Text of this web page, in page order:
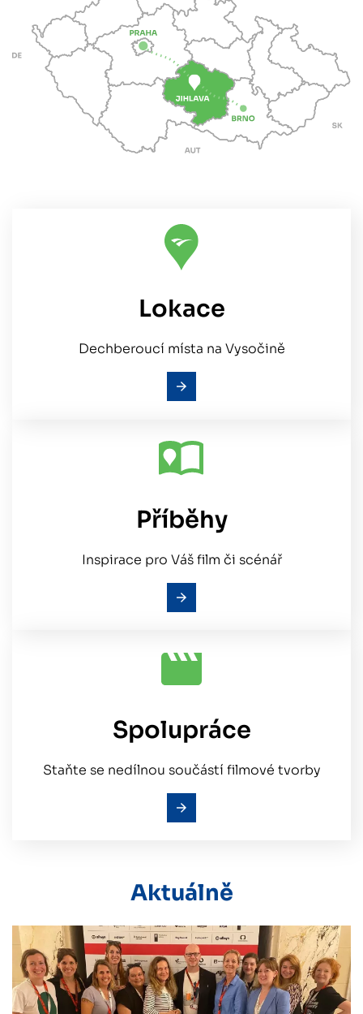
Lokace
Dechberoucí místa na Vysočině
Příběhy
Inspirace pro Váš film či scénář
Spolupráce
Staňte se nedílnou součástí filmové tvorby
Aktuálně